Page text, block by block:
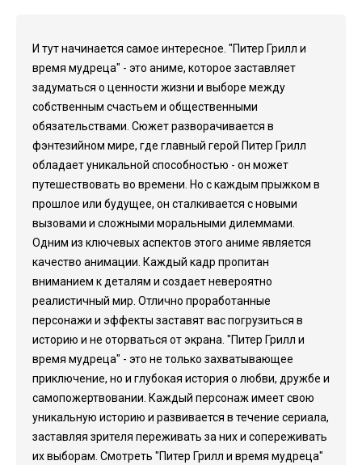
И тут начинается самое интересное. "Питер Грилл и
время мудреца" - это аниме, которое заставляет
задуматься о ценности жизни и выборе между
собственным счастьем и общественными
обязательствами. Сюжет разворачивается в
фэнтезийном мире, где главный герой Питер Грилл
обладает уникальной способностью - он может
путешествовать во времени. Но с каждым прыжком в
прошлое или будущее, он сталкивается с новыми
вызовами и сложными моральными дилеммами.
Одним из ключевых аспектов этого аниме является
качество анимации. Каждый кадр пропитан
вниманием к деталям и создает невероятно
реалистичный мир. Отлично проработанные
персонажи и эффекты заставят вас погрузиться в
историю и не оторваться от экрана. "Питер Грилл и
время мудреца" - это не только захватывающее
приключение, но и глубокая история о любви, дружбе и
самопожертвовании. Каждый персонаж имеет свою
уникальную историю и развивается в течение сериала,
заставляя зрителя переживать за них и сопереживать
их выборам. Смотреть "Питер Грилл и время мудреца"